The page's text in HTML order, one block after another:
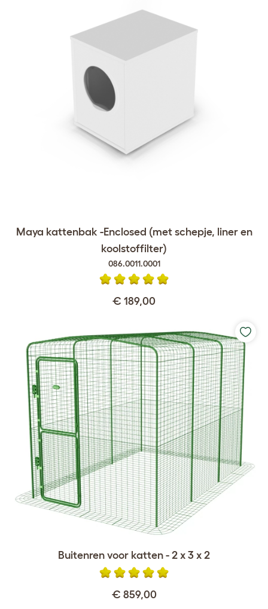
Maya kattenbak -Enclosed (met schepje, liner en
koolstoffilter)
086.0011.0001
€ 189,00
Buitenren voor katten - 2 x 3 x 2
€ 859,00